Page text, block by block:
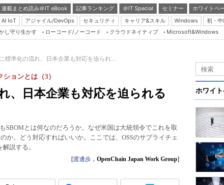
連載まとめ読み＠IT eBook 記事ランキング ＠IT Special セミナー
ホワイトペ
AI IoT アジャイル/DevOps セキュリティ キャリア&スキル Windows 初・
Server & Storage
Java Agile
Database Expert
Linux ＆ OSS
Master of IP Network
Security & Trust
Test & Tools
し守り生かす ローコード/ノーコード クラウドネイティブ Microsoft&Windows
標準化の流れ、日本企業も対応を迫られ...
、日本企業も対応を迫られる
ョンとは（3）
SBOMとは何なのだろうか。なぜ米国は大統領令でこれを取
か。どう対応すればいいか。ここでは、OSSのサプライチェ
説する。
[渡邊歩 ， OpenChain Japan Work Group]
ホワイ